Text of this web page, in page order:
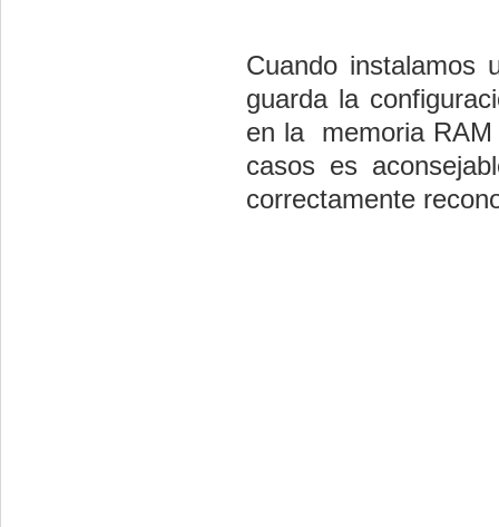
Cuando instalamos
guarda la
en la memoria RAM
casos es
correctamente